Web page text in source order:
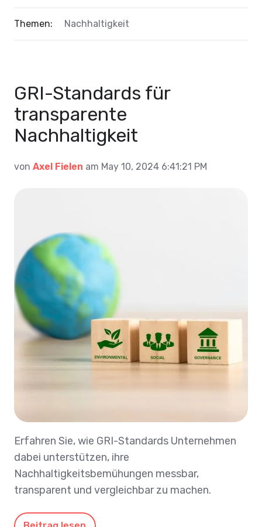
Themen: Nachhaltigkeit
GRI-Standards für
transparente
Nachhaltigkeit
von Axel Fielen am May 10, 2024 6:41:21 PM
Erfahren Sie, wie GRI-Standards Unternehmen
dabei unterstützen, ihre
Nachhaltigkeitsbemühungen messbar,
transparent und vergleichbar zu machen.